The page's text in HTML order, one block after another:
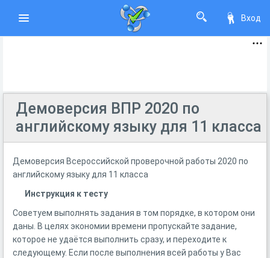
Вход
Демоверсия ВПР 2020 по
английскому языку для 11 класса
Демоверсия Всероссийской проверочной работы 2020 по
английскому языку для 11 класса
Инструкция к тесту
Советуем выполнять задания в том порядке, в котором они
даны. В целях экономии времени пропускайте задание,
которое не удаётся выполнить сразу, и переходите к
следующему. Если после выполнения всей работы у Вас